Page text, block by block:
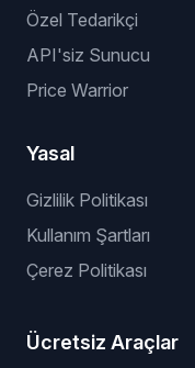
Özel Tedarikçi
API'siz Sunucu
Price Warrior
Yasal
Gizlilik Politikası
Kullanım Şartları
Çerez Politikası
Ücretsiz Araçlar